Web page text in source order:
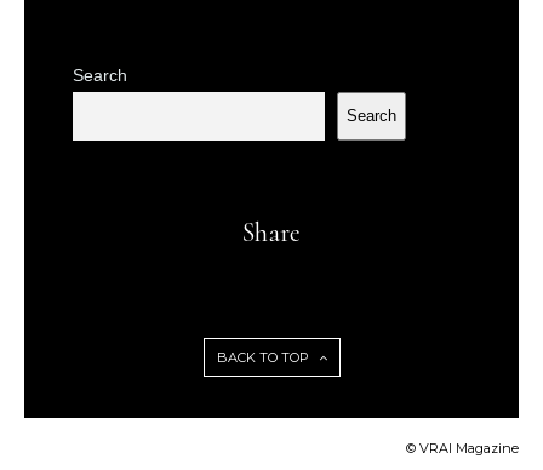
Search
Search
Share
BACK TO TOP
© VRAI Magazine